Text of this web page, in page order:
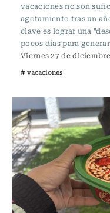
vacaciones no son
agotamiento tras un
clave es lograr una
pocos días para
Viernes 27 de
# vacaciones